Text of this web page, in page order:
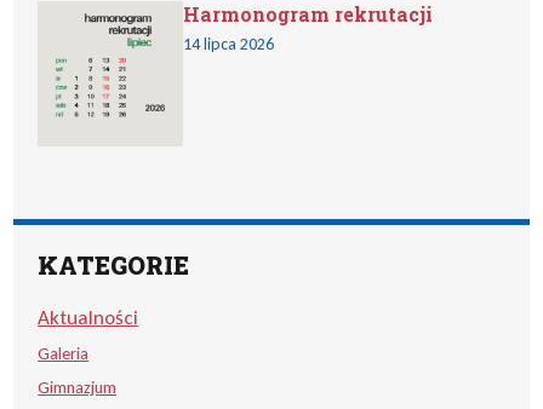
Harmonogram rekrutacji
14 lipca 2026
KATEGORIE
Aktualności
Galeria
Gimnazjum